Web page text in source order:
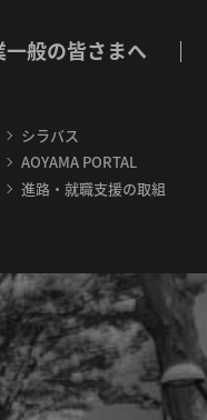
一般の皆さまへ
シラバス
AOYAMA PORTAL
進路・就職支援の取組